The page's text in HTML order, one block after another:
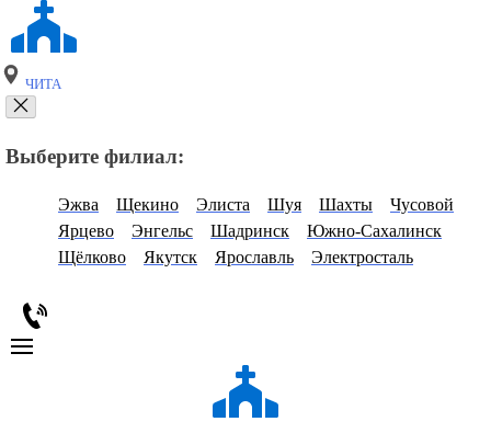
ЧИТА
Выберите филиал:
Эжва Щекино Элиста Шуя Шахты
Чусовой
Ярцево
Энгельс Шадринск
Южно-Сахалинск
Щёлково
Якутск Ярославль Электросталь